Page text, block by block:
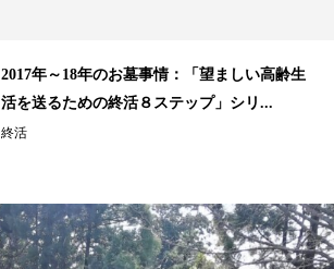
10年以上の歴史がある樹木葬、海洋散骨｜
2015年、2016年の終活ビジネス事情...
終活